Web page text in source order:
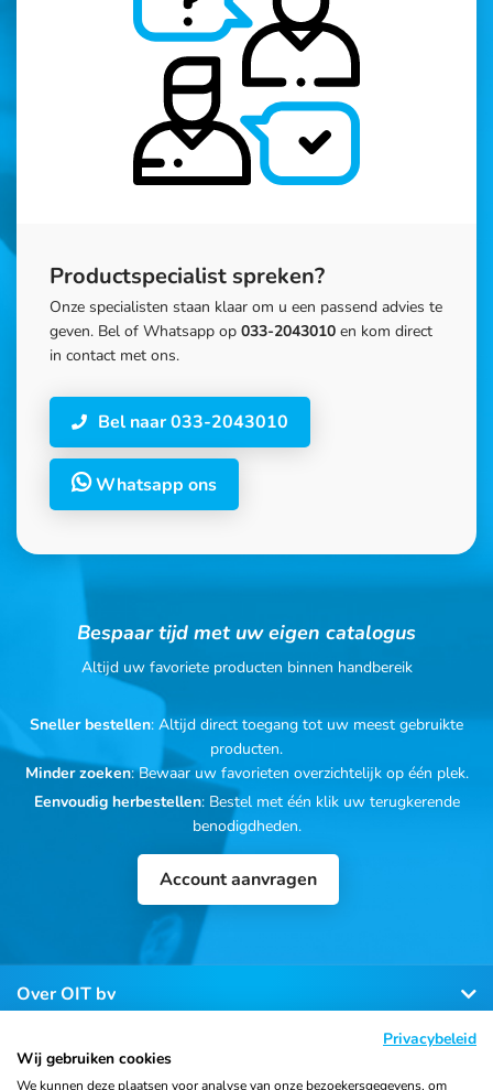
Productspecialist spreken?
Onze specialisten staan klaar om u een passend advies te
geven. Bel of Whatsapp op 033-2043010 en kom direct
in contact met ons.
Bel naar 033-2043010
Whatsapp ons
Bespaar tijd met uw eigen catalogus
Altijd uw favoriete producten binnen handbereik
Sneller bestellen: Altijd direct toegang tot uw meest gebruikte
producten.
Minder zoeken: Bewaar uw favorieten overzichtelijk op één plek.
Eenvoudig herbestellen: Bestel met één klik uw terugkerende
benodigdheden.
Account aanvragen
Over OIT bv
Klantenservice
Privacybeleid
Wij gebruiken cookies
We kunnen deze plaatsen voor analyse van onze bezoekersgegevens, om